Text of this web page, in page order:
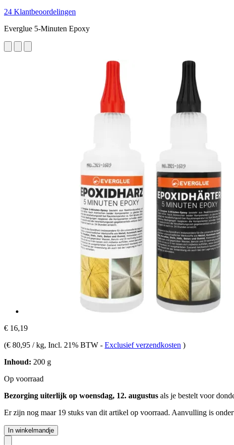
24 Klantbeoordelingen
Everglue 5-Minuten Epoxy
€ 16,19
(€ 80,95 / kg, Incl. 21% BTW - Exclusief verzendkosten )
Inhoud: 200 g
Op voorraad
Bezorging uiterlijk op woensdag, 12. augustus als je bestelt voor
Er zijn nog maar 19 stuks van dit artikel op voorraad. Aanvulling is
In winkelmandje